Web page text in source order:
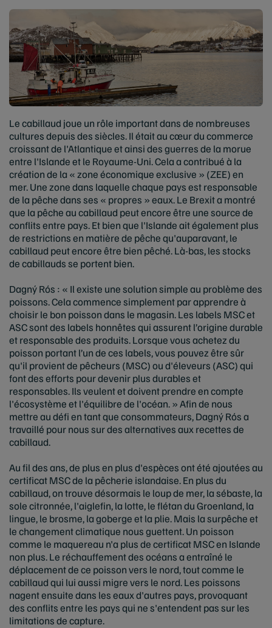
Le cabillaud joue un rôle important dans de nombreuses
cultures depuis des siècles. Il était au cœur du commerce
croissant de l'Atlantique et ainsi des guerres de la morue
entre l'Islande et le Royaume-Uni. Cela a contribué à la
création de la « zone économique exclusive » (ZEE) en
mer. Une zone dans laquelle chaque pays est responsable
de la pêche dans ses « propres » eaux. Le Brexit a montré
que la pêche au cabillaud peut encore être une source de
conflits entre pays. Et bien que l'Islande ait également plus
de restrictions en matière de pêche qu'auparavant, le
cabillaud peut encore être bien pêché. Là-bas, les stocks
de cabillauds se portent bien.
Dagný Rós : « Il existe une solution simple au problème des
poissons. Cela commence simplement par apprendre à
choisir le bon poisson dans le magasin. Les labels MSC et
ASC sont des labels honnêtes qui assurent l’origine durable
et responsable des produits. Lorsque vous achetez du
poisson portant l’un de ces labels, vous pouvez être sûr
qu'il provient de pêcheurs (MSC) ou d'éleveurs (ASC) qui
font des efforts pour devenir plus durables et
responsables. Ils veulent et doivent prendre en compte
l'écosystème et l'équilibre de l'océan. » Afin de nous
mettre au défi en tant que consommateurs, Dagný Rós a
travaillé pour nous sur des alternatives aux recettes de
cabillaud.
Au fil des ans, de plus en plus d'espèces ont été ajoutées au
certificat MSC de la pêcherie islandaise. En plus du
cabillaud, on trouve désormais le loup de mer, la sébaste, la
sole citronnée, l'aiglefin, la lotte, le flétan du Groenland, la
lingue, le brosme, la goberge et la plie. Mais la surpêche et
le changement climatique nous guettent. Un poisson
comme le maquereau n'a plus de certificat MSC en Islande
non plus. Le réchauffement des océans a entraîné le
déplacement de ce poisson vers le nord, tout comme le
cabillaud qui lui aussi migre vers le nord. Les poissons
nagent ensuite dans les eaux d'autres pays, provoquant
des conflits entre les pays qui ne s'entendent pas sur les
limitations de capture.